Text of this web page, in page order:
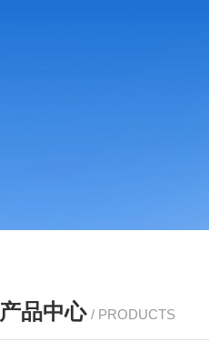
产品中心 / PRODUCTS